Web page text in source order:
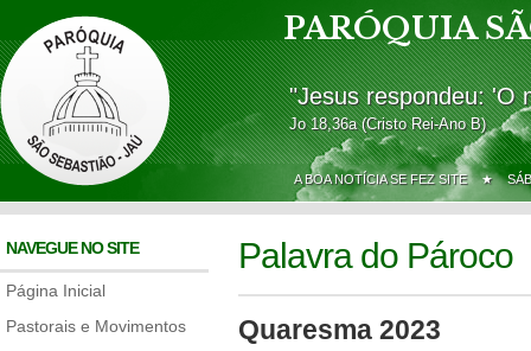
PARÓQUIA
"Jesus respondeu: 'O
Jo 18,36a (Cristo Rei-Ano B)
A BOA NOTÍCIA SE FEZ SITE ★
NAVEGUE NO SITE
Página Inicial
Pastorais e Movimentos
Palavra do Pároco
Quaresma 2023